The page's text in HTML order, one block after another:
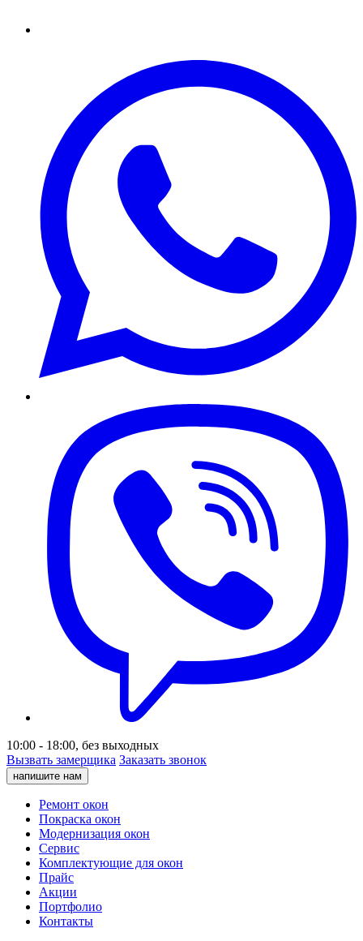
10:00 - 18:00, без выходных
Вызвать замерщика Заказать звонок
напишите нам
Ремонт окон
Покраска окон
Модернизация окон
Сервис
Комплектующие для окон
Прайс
Акции
Портфолио
Контакты